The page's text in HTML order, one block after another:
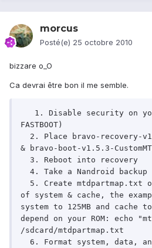
morcus
Posté(e) 25 octobre 2010
bizzare o_O
Ca devrai être bon il me semble.
FASTBOOT)
& bravo-boot-v1.5.3-
of system & cache, the
system to 125MB and cache
depend on your ROM: echo
/sdcard/mtdpartmap.txt